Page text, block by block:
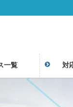
一覧 対